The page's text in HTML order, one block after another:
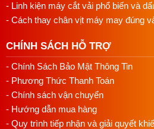
- Linh kiện máy cắt vải phổ biến và
- Cách thay chân vịt máy may đúng
CHÍNH SÁCH HỖ TRỢ
- Chính Sách Bảo Mật Thông Tin
- Phương Thức Thanh Toán
- Chính sách vận chuyển
- Hướng dẫn mua hàng
- Quy trình tiếp nhận và giải quyết